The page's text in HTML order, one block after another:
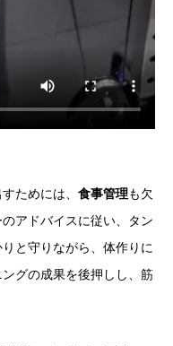
ためには、 食事管理も欠
アドバイスに従い、タン
と守りながら、体作りに
グの成果を後押しし、筋